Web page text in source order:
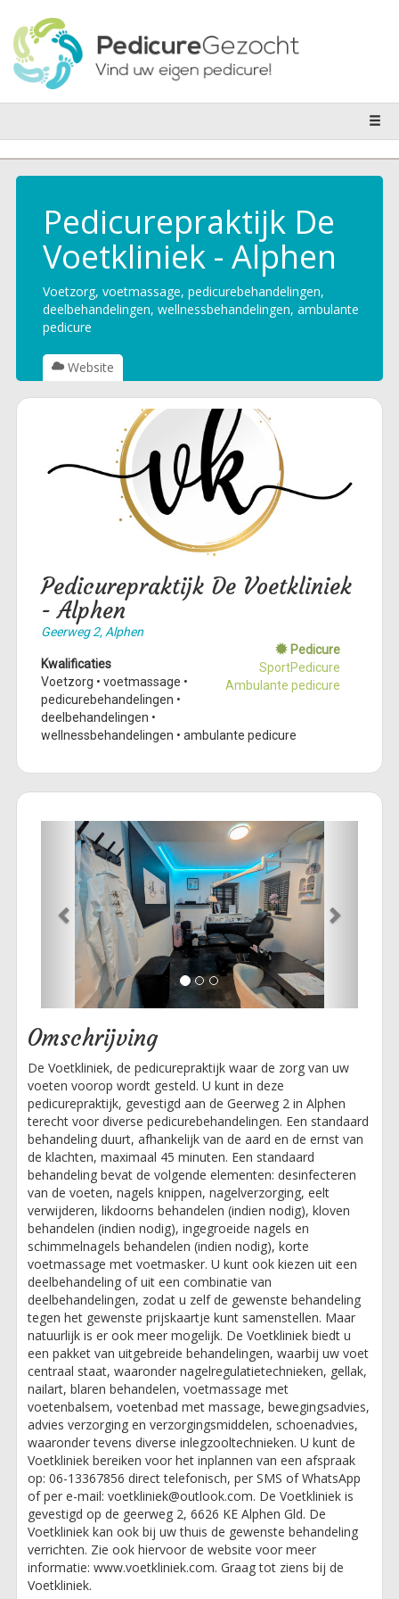
Pedicurepraktijk De
Voetkliniek - Alphen
Voetzorg, voetmassage, pedicurebehandelingen,
deelbehandelingen, wellnessbehandelingen, ambulante
pedicure
Website
Pedicurepraktijk De Voetkliniek
- Alphen
Pedicure
SportPedicure
Ambulante pedicure
Geerweg 2, Alphen
Kwalificaties
Voetzorg • voetmassage •
pedicurebehandelingen •
deelbehandelingen •
wellnessbehandelingen • ambulante pedicure
Previous
Omschrijving
De Voetkliniek, de pedicurepraktijk waar de zorg van uw
voeten voorop wordt gesteld. U kunt in deze
pedicurepraktijk, gevestigd aan de Geerweg 2 in Alphen
terecht voor diverse pedicurebehandelingen. Een standaard
behandeling duurt, afhankelijk van de aard en de ernst van
de klachten, maximaal 45 minuten. Een standaard
behandeling bevat de volgende elementen: desinfecteren
van de voeten, nagels knippen, nagelverzorging, eelt
verwijderen, likdoorns behandelen (indien nodig), kloven
behandelen (indien nodig), ingegroeide nagels en
schimmelnagels behandelen (indien nodig), korte
voetmassage met voetmasker. U kunt ook kiezen uit een
deelbehandeling of uit een combinatie van
deelbehandelingen, zodat u zelf de gewenste behandeling
tegen het gewenste prijskaartje kunt samenstellen. Maar
natuurlijk is er ook meer mogelijk. De Voetkliniek biedt u
een pakket van uitgebreide behandelingen, waarbij uw voet
centraal staat, waaronder nagelregulatietechnieken, gellak,
nailart, blaren behandelen, voetmassage met
voetenbalsem, voetenbad met massage, bewegingsadvies,
advies verzorging en verzorgingsmiddelen, schoenadvies,
waaronder tevens diverse inlegzooltechnieken. U kunt de
Voetkliniek bereiken voor het inplannen van een afspraak
op: 06-13367856 direct telefonisch, per SMS of WhatsApp
of per e-mail: voetkliniek@outlook.com. De Voetkliniek is
gevestigd op de geerweg 2, 6626 KE Alphen Gld. De
Voetkliniek kan ook bij uw thuis de gewenste behandeling
verrichten. Zie ook hiervoor de website voor meer
informatie: www.voetkliniek.com. Graag tot ziens bij de
Voetkliniek.